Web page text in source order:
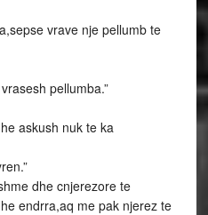
vrave nje pellumb te
pellumba.”
askush nuk te ka
dhe cnjerezore te
endrra,aq me pak njerez te